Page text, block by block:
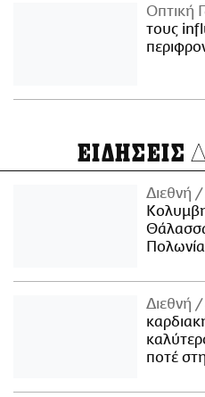
Οπτική
τους
ΕΙΔΗΣΕΙΣ
Διεθνή
Πολωνία
Διεθνή
ποτέ